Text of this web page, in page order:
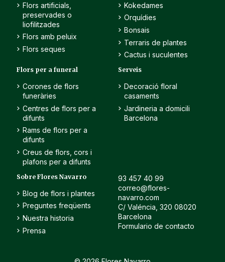
Flors artificials,
preservades o
liofilitzades
Flors amb peluix
Flors seques
Kokedames
Orquídies
Bonsais
Terraris de plantes
Cactus i suculentes
Flors per a funeral
Corones de flors
funeràries
Centres de flors per a
difunts
Rams de flors per a
difunts
Creus de flors, cors i
plafons per a difunts
Serveis
Decoració floral
casaments
Jardineria a domicili
Barcelona
Sobre Flores Navarro
Blog de flors i plantes
Preguntes freqüents
Nuestra historia
Prensa
93 457 40 99
correo@flores-
navarro.com
C/ Valéncia, 320 08020
Barcelona
Formulario de contacto